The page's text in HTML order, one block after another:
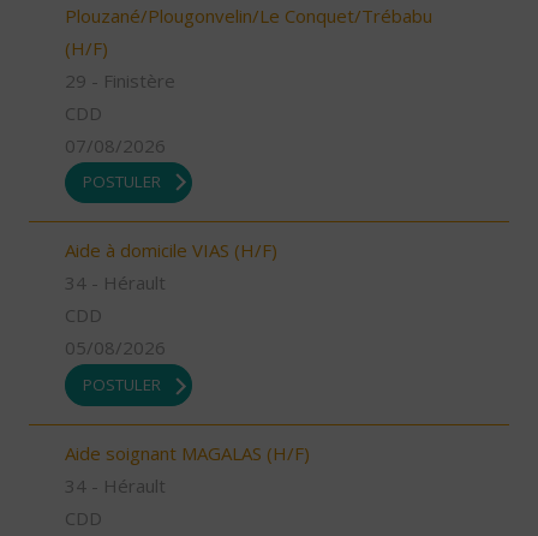
Plouzané/Plougonvelin/Le Conquet/Trébabu
(H/F)
29 - Finistère
CDD
07/08/2026
POSTULER
Aide à domicile VIAS (H/F)
34 - Hérault
CDD
05/08/2026
POSTULER
Aide soignant MAGALAS (H/F)
34 - Hérault
CDD